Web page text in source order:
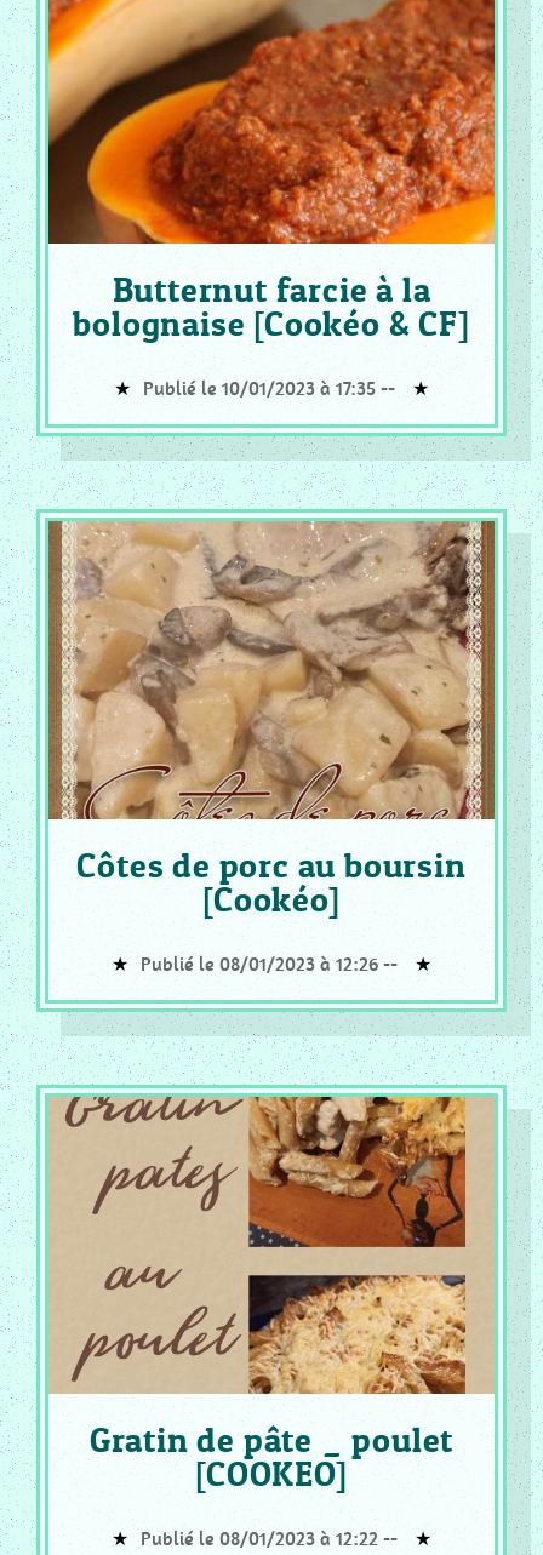
Butternut farcie à la
bolognaise [Cookéo & CF]
Publié le 10/01/2023 à 17:35 --
Côtes de porc au boursin
[Cookéo]
Publié le 08/01/2023 à 12:26 --
Gratin de pâte _ poulet
[COOKEO]
Publié le 08/01/2023 à 12:22 --